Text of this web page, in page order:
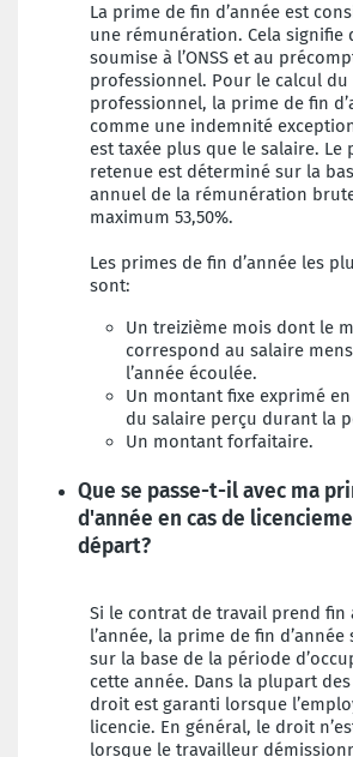
La prime de fin d’année est
une rémunération. Cela signifie
soumise à l’ONSS et au
professionnel. Pour le calcul
professionnel, la prime de fin
comme une indemnité
est taxée plus que le salaire. Le
retenue est déterminé sur la
annuel de la rémunération
maximum 53,50%.
Les primes de fin d’année les
sont:
Un treizième mois dont le
correspond au salaire
l’année écoulée.
Un montant fixe exprimé
du salaire perçu durant la
Un montant forfaitaire.
Que se passe-t-il avec ma
d'année en cas de
départ?
Si le contrat de travail prend fin
l’année, la prime de fin d’année
sur la base de la période
cette année. Dans la plupart
droit est garanti lorsque
licencie. En général, le droit
lorsque le travailleur